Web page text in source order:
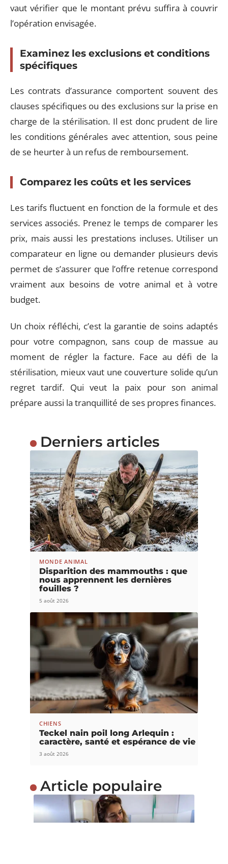
vaut vérifier que le montant prévu suffira à couvrir
l’opération envisagée.
Examinez les exclusions et conditions
spécifiques
Les contrats d’assurance comportent souvent des
clauses spécifiques ou des exclusions sur la prise en
charge de la stérilisation. Il est donc prudent de lire
les conditions générales avec attention, sous peine
de se heurter à un refus de remboursement.
Comparez les coûts et les services
Les tarifs fluctuent en fonction de la formule et des
services associés. Prenez le temps de comparer les
prix, mais aussi les prestations incluses. Utiliser un
comparateur en ligne ou demander plusieurs devis
permet de s’assurer que l’offre retenue correspond
vraiment aux besoins de votre animal et à votre
budget.
Un choix réfléchi, c’est la garantie de soins adaptés
pour votre compagnon, sans coup de massue au
moment de régler la facture. Face au défi de la
stérilisation, mieux vaut une couverture solide qu’un
regret tardif. Qui veut la paix pour son animal
prépare aussi la tranquillité de ses propres finances.
Derniers articles
MONDE ANIMAL
Disparition des mammouths : que
nous apprennent les dernières
fouilles ?
5 août 2026
CHIENS
Teckel nain poil long Arlequin :
caractère, santé et espérance de vie
3 août 2026
Article populaire